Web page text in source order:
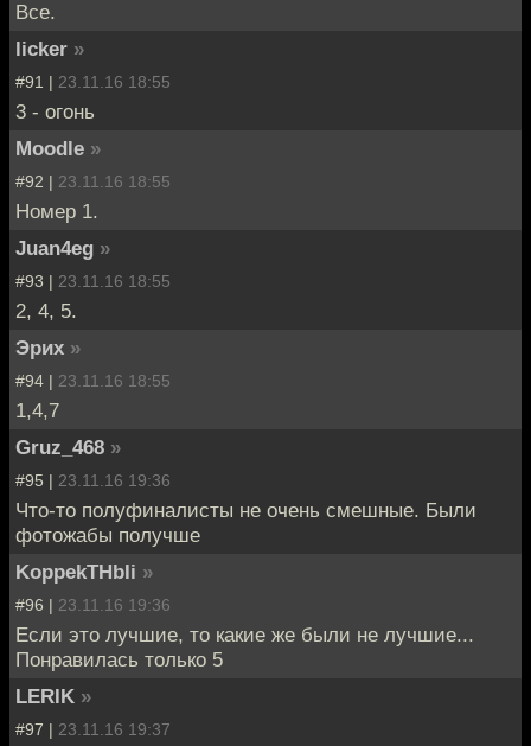
Все.
licker »
#91 | 23.11.16 18:55
3 - огонь
Moodle »
#92 | 23.11.16 18:55
Номер 1.
Juan4eg »
#93 | 23.11.16 18:55
2, 4, 5.
Эрих »
#94 | 23.11.16 18:55
1,4,7
Gruz_468 »
#95 | 23.11.16 19:36
Что-то полуфиналисты не очень смешные. Были
фотожабы получше
KoppekTHbIi »
#96 | 23.11.16 19:36
Если это лучшие, то какие же были не лучшие...
Понравилась только 5
LERIK »
#97 | 23.11.16 19:37